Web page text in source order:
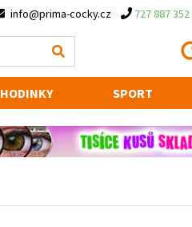
info@prima-cocky.cz 727 887 352
HODINKY SPORT